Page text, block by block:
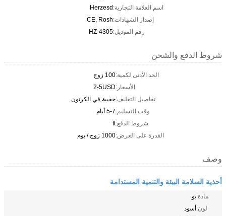
اسم العلامة التجارية:Herzesd
إصدار الشهادات:CE, Rosh
رقم الموديل:HZ-4305
شروط الدفع والشحن
الحد الأدنى لكمية:100 زوج
الأسعار:2-5USD
تفاصيل التغليف:حقيبة في الكرتون
وقت التسليم:5-7 أيام
شروط الدفع:tt
القدرة على العرض:1000 زوج / يوم
وصف
أحذية السلامة البيئة والتنمية المستدامة
مادة:بو
لون:أسود